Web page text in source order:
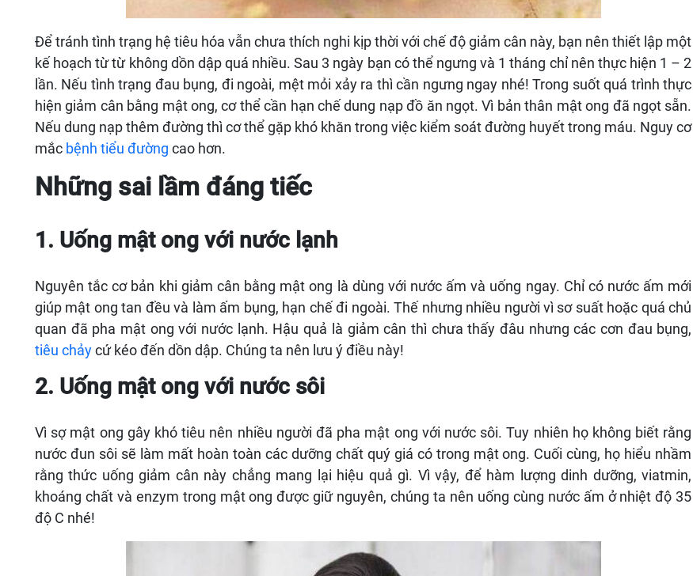
Để tránh tình trạng hệ tiêu hóa vẫn chưa thích nghi kịp thời với chế độ giảm cân này, bạn nên thiết lập một
kế hoạch từ từ không dồn dập quá nhiều. Sau 3 ngày bạn có thể ngưng và 1 tháng chỉ nên thực hiện 1 – 2
lần. Nếu tình trạng đau bụng, đi ngoài, mệt mỏi xảy ra thì cần ngưng ngay nhé! Trong suốt quá trình thực
hiện giảm cân bằng mật ong, cơ thể cần hạn chế dung nạp đồ ăn ngọt. Vì bản thân mật ong đã ngọt sẵn.
Nếu dung nạp thêm đường thì cơ thể gặp khó khăn trong việc kiểm soát đường huyết trong máu. Nguy cơ
mắc bệnh tiểu đường cao hơn.
Những sai lầm đáng tiếc
1. Uống mật ong với nước lạnh
Nguyên tắc cơ bản khi giảm cân bằng mật ong là dùng với nước ấm và uống ngay. Chỉ có nước ấm mới
giúp mật ong tan đều và làm ấm bụng, hạn chế đi ngoài. Thế nhưng nhiều người vì sơ suất hoặc quá chủ
quan đã pha mật ong với nước lạnh. Hậu quả là giảm cân thì chưa thấy đâu nhưng các cơn đau bụng,
tiêu chảycứ kéo đến dồn dập. Chúng ta nên lưu ý điều này!
2. Uống mật ong với nước sôi
Vì sợ mật ong gây khó tiêu nên nhiều người đã pha mật ong với nước sôi. Tuy nhiên họ không biết rằng
nước đun sôi sẽ làm mất hoàn toàn các dưỡng chất quý giá có trong mật ong. Cuối cùng, họ hiểu nhầm
rằng thức uống giảm cân này chẳng mang lại hiệu quả gì. Vì vậy, để hàm lượng dinh dưỡng, viatmin,
khoáng chất và enzym trong mật ong được giữ nguyên, chúng ta nên uống cùng nước ấm ở nhiệt độ 35
độ C nhé!